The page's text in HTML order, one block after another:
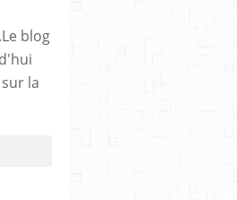
blog
sur la